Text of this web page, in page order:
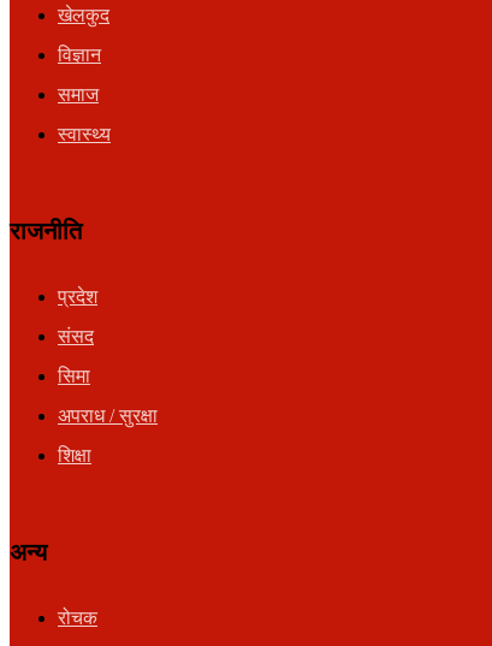
खेलकुद
विज्ञान
समाज
स्वास्थ्य
राजनीति
प्रदेश
संसद
सिमा
अपराध / सुरक्षा
शिक्षा
अन्य
रोचक